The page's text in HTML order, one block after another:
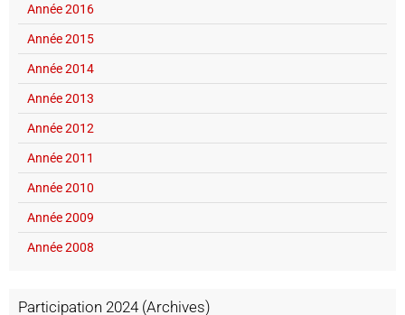
Année 2016
Année 2015
Année 2014
Année 2013
Année 2012
Année 2011
Année 2010
Année 2009
Année 2008
Participation 2024 (Archives)